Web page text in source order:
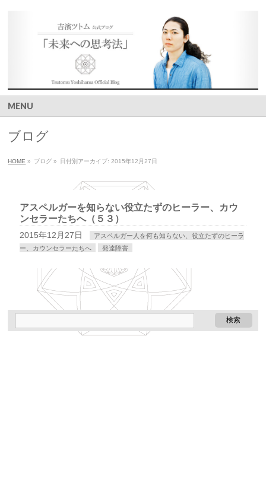
MENU
ブログ
HOME » ブログ » 日付別アーカイブ: 2015年12月27日
アスペルガーを知らない役立たずのヒーラー、カウ
ンセラーたちへ（５３）
2015年12月27日
アスペルガー人を何も知らない、役立たずのヒーラ
ー、カウンセラーたちへ
発達障害